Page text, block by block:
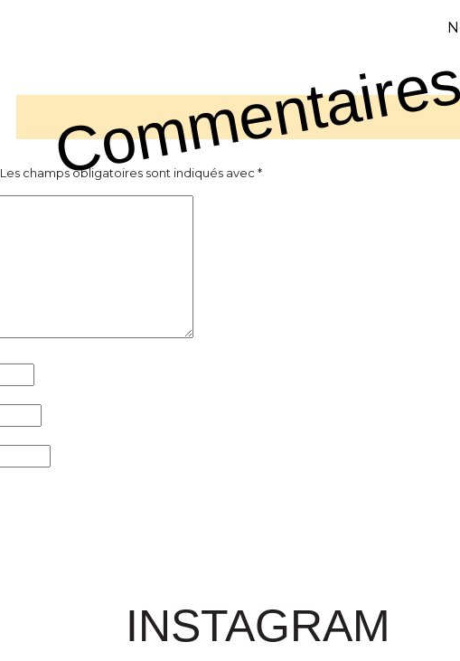
Les champs obligatoires sont indiqués avec *
INSTAGRAM